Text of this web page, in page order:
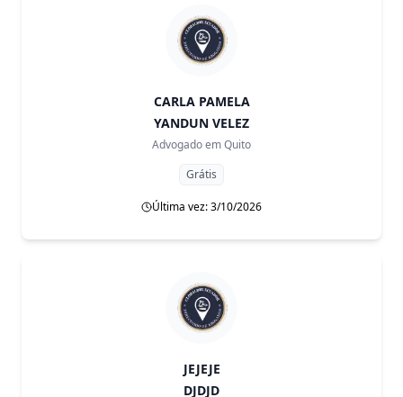
CARLA PAMELA
YANDUN VELEZ
Advogado emQuito
Grátis
Última vez: 3/10/2026
JEJEJE
DJDJD